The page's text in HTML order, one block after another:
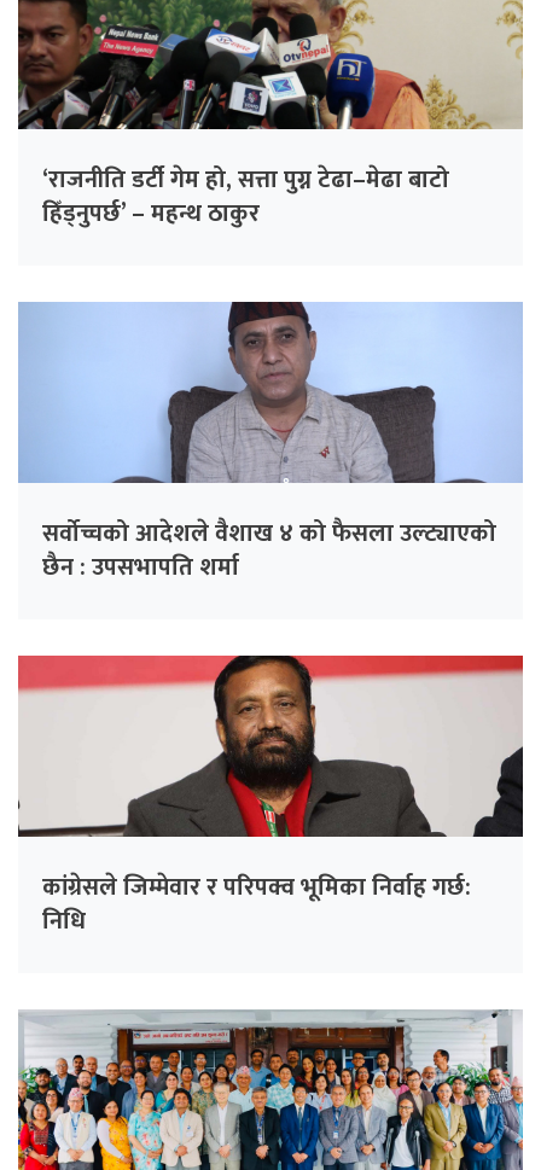
‘राजनीति डर्टी गेम हो, सत्ता पुग्न टेढा–मेढा बाटो
हिँड्नुपर्छ’ – महन्थ ठाकुर
सर्वोच्चको आदेशले वैशाख ४ को फैसला उल्ट्याएको
छैन : उपसभापति शर्मा
कांग्रेसले जिम्मेवार र परिपक्व भूमिका निर्वाह गर्छ:
निधि